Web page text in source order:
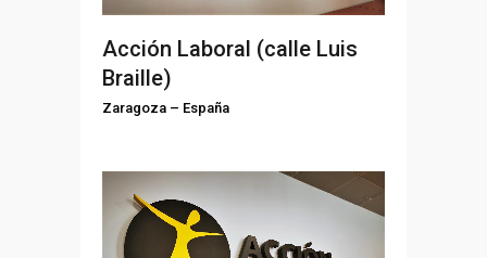
Acción Laboral (calle Luis
Braille)
Zaragoza – España